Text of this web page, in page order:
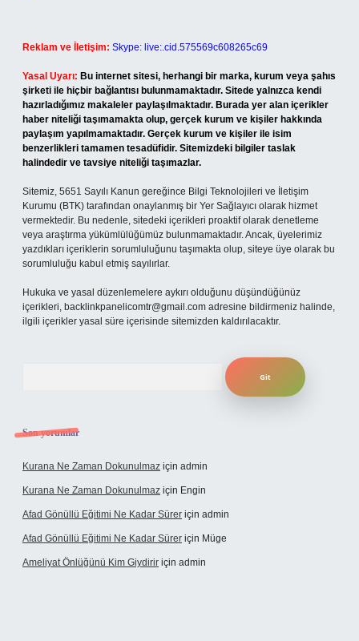
Reklam ve İletişim: Skype: live:.cid.575569c608265c69
Yasal Uyarı: Bu internet sitesi, herhangi bir marka, kurum veya şahıs
şirketi ile hiçbir bağlantısı bulunmamaktadır. Sitede yalnızca kendi
hazırladığımız makaleler paylaşılmaktadır. Burada yer alan içerikler
haber niteliği taşımamakta olup, gerçek kurum ve kişiler hakkında
paylaşım yapılmamaktadır. Gerçek kurum ve kişiler ile isim
benzerlikleri tamamen tesadüfidir. Sitemizdeki bilgiler taslak
halindedir ve tavsiye niteliği taşımazlar.
Sitemiz, 5651 Sayılı Kanun gereğince Bilgi Teknolojileri ve İletişim
Kurumu (BTK) tarafından onaylanmış bir Yer Sağlayıcı olarak hizmet
vermektedir. Bu nedenle, sitedeki içerikleri proaktif olarak denetleme
veya araştırma yükümlülüğümüz bulunmamaktadır. Ancak, üyelerimiz
yazdıkları içeriklerin sorumluluğunu taşımakta olup, siteye üye olarak bu
sorumluluğu kabul etmiş sayılırlar.
Hukuka ve yasal düzenlemelere aykırı olduğunu düşündüğünüz
içerikleri, backlinkpanelicomtr@gmail.com adresine bildirmeniz halinde,
ilgili içerikler yasal süre içerisinde sitemizden kaldırılacaktır.
Son yorumlar
Kurana Ne Zaman Dokunulmaz için admin
Kurana Ne Zaman Dokunulmaz için Engin
Afad Gönüllü Eğitimi Ne Kadar Sürer için admin
Afad Gönüllü Eğitimi Ne Kadar Sürer için Müge
Ameliyat Önlüğünü Kim Giydirir için admin